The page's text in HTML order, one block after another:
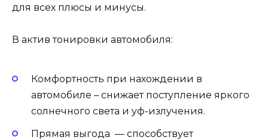
для всех плюсы и минусы.
В актив тонировки автомобиля:
Комфортность при нахождении в
автомобиле – снижает поступление яркого
солнечного света и уф-излучения.
Прямая выгода — способствует